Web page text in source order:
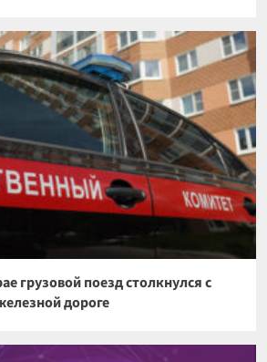
грузовой поезд столкнулся с
дороге